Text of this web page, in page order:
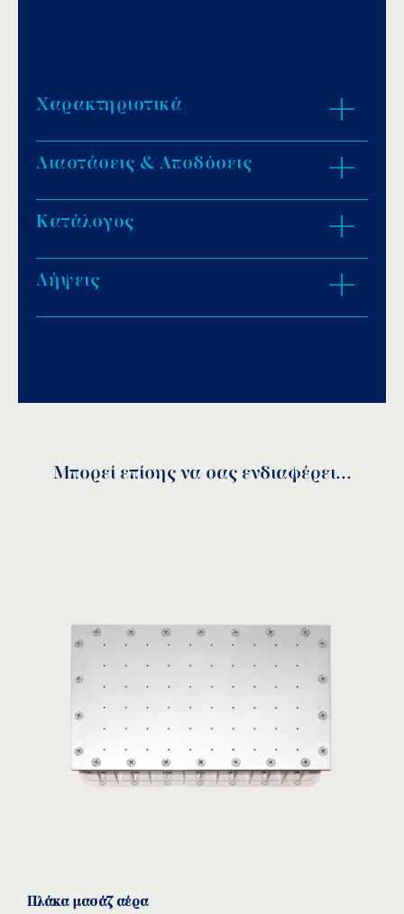
Χαρακτηριστικά
60 έξοδοι.
Απαιτείται blower 0,85kW.
Προς εντοιχισμό.
Διαστάσεις & Αποδόσεις
Κατάλογος
Λήψεις
Μπορεί επίσης να σας ενδιαφέρει...
Πλάκα μασάζ αέρα